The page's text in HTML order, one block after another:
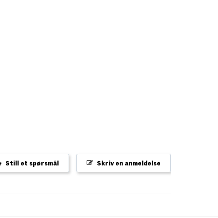
Skriv en anmeldelse
Still et spørsmål